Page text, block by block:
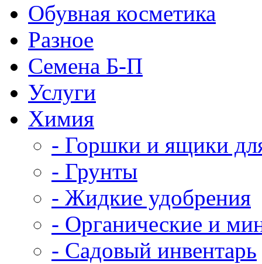
Обувная косметика
Разное
Семена Б-П
Услуги
Химия
- Горшки и ящики
- Грунты
- Жидкие удобрения
- Органические и
- Садовый инвентарь